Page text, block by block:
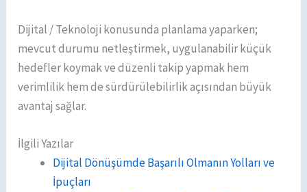
Dijital / Teknoloji konusunda planlama yaparken;
mevcut durumu netleştirmek, uygulanabilir küçük
hedefler koymak ve düzenli takip yapmak hem
verimlilik hem de sürdürülebilirlik açısından büyük
avantaj sağlar.
İlgili Yazılar
Dijital Dönüşümde Başarılı Olmanın Yolları ve
İpuçları